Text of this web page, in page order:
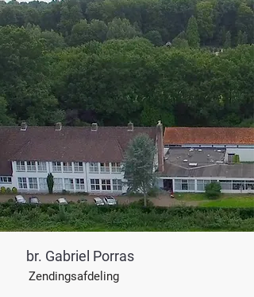
br. Gabriel Porras
Zendingsafdeling